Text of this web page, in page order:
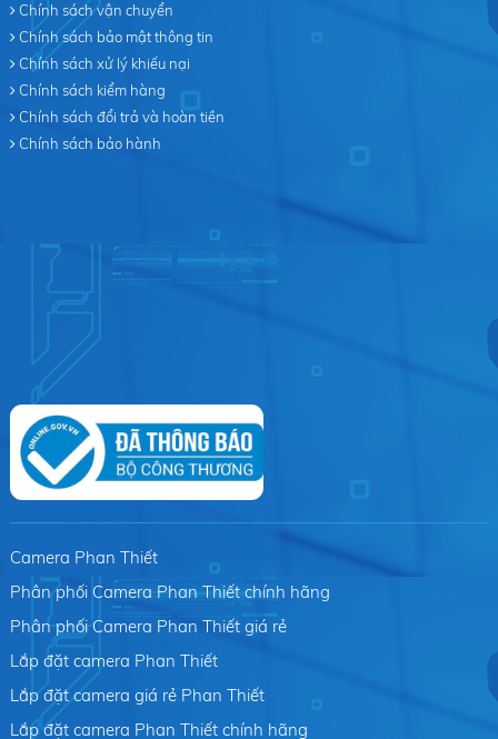
Chính sách vận chuyển
Chính sách bảo mật thông tin
Chính sách xử lý khiếu nại
Chính sách kiểm hàng
Chính sách đổi trả và hoàn tiền
Chính sách bảo hành
Camera Phan Thiết
Phân phối Camera Phan Thiết chính hãng
Phân phối Camera Phan Thiết giá rẻ
Lắp đặt camera Phan Thiết
Lắp đặt camera giá rẻ Phan Thiết
Lắp đặt camera Phan Thiết chính hãng